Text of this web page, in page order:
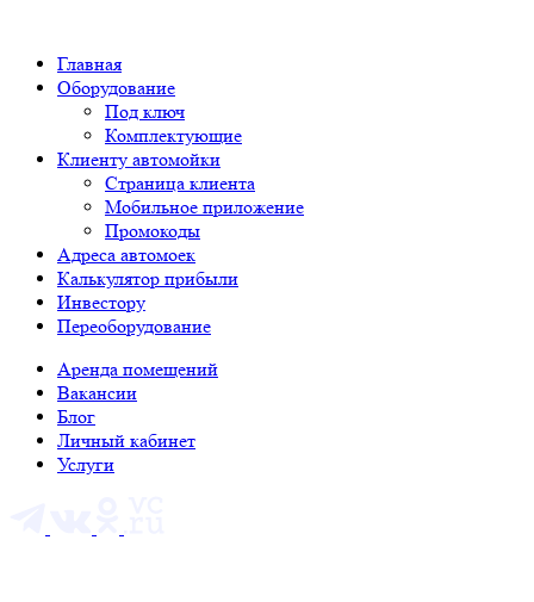
Главная
Оборудование
Под ключ
Комплектующие
Клиенту автомойки
Страница клиента
Мобильное приложение
Промокоды
Адреса автомоек
Калькулятор прибыли
Инвестору
Переоборудование
Аренда помещений
Вакансии
Блог
Личный кабинет
Услуги